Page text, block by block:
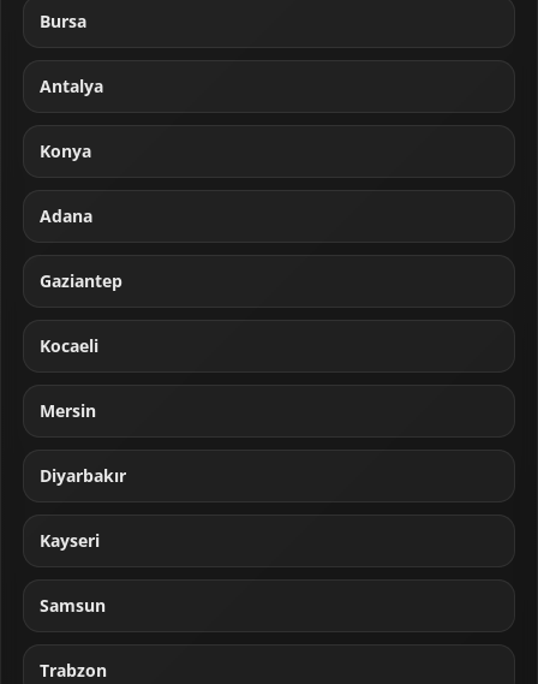
Bursa
Antalya
Konya
Adana
Gaziantep
Kocaeli
Mersin
Diyarbakır
Kayseri
Samsun
Trabzon